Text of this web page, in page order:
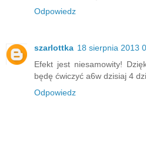
Odpowiedz
szarlottka 18 sierpnia 2013
Efekt jest niesamowity!
będę ćwiczyć a6w dzisiaj 4
Odpowiedz